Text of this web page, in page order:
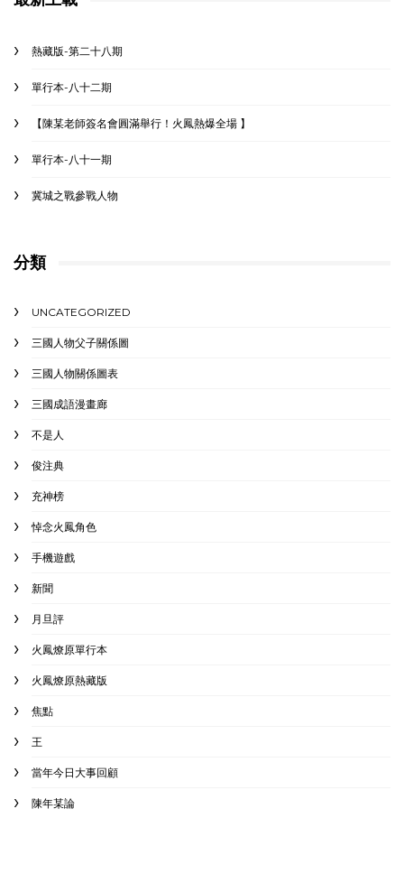
熱藏版-第二十八期
單行本-八十二期
【陳某老師簽名會圓滿舉行！火鳳熱爆全場 】
單行本-八十一期
冀城之戰參戰人物
分類
UNCATEGORIZED
三國人物父子關係圖
三國人物關係圖表
三國成語漫畫廊
不是人
俊注典
充神榜
悼念火鳳角色
手機遊戲
新聞
月旦評
火鳳燎原單行本
火鳳燎原熱藏版
焦點
王
當年今日大事回顧
陳年某論